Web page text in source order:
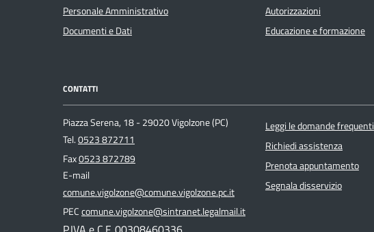
Personale Amministrativo
Documenti e Dati
Autorizzazioni
Educazione e formazione
CONTATTI
Piazza Serena, 18 - 29020 Vigolzone (PC)
Tel.0523 872711
Fax0523 872789
E-mail
comune.vigolzone@comune.vigolzone.pc.it
PECcomune.vigolzone@sintranet.legalmail.it
Leggi le domande frequenti
Richiedi assistenza
Prenota appuntamento
Segnala disservizio